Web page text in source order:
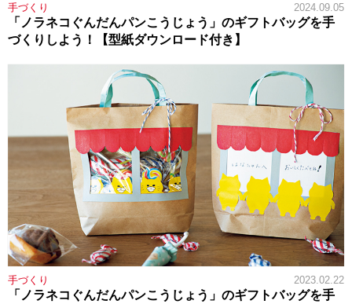
手づくり 2024.09.05
「ノラネコぐんだんパンこうじょう」のギフトバッグを手
づくりしよう！【型紙ダウンロード付き】
手づくり 2023.02.22
「ノラネコぐんだんパンこうじょう」のギフトバッグを手